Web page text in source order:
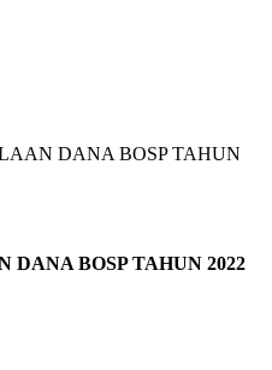
DANA BOSP TAHUN
BOSP TAHUN 2022